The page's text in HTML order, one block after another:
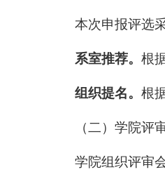
本次申报评选
系室推荐。根
组织提名。根
（二）学院
学院组织评审